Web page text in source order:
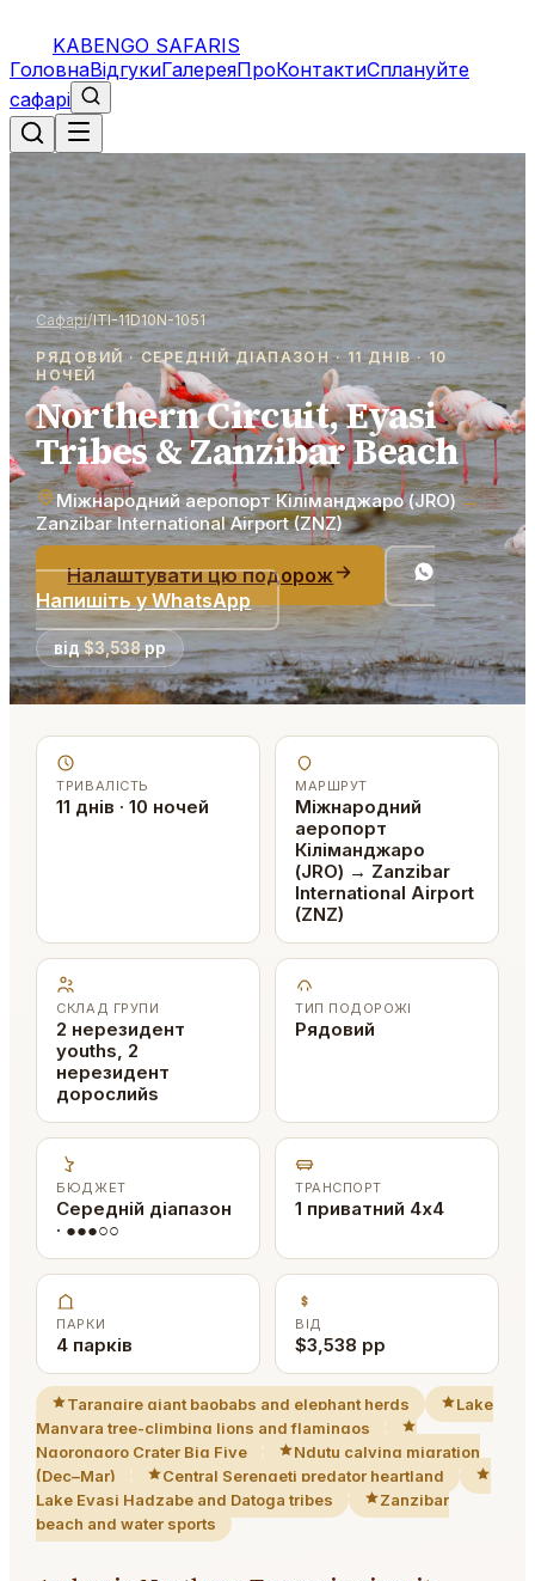
KABENGO SAFARIS
ГоловнаВідгукиГалереяПроКонтактиСплануйте
сафарі
Сафарі/ITI-11D10N-1051
РЯДОВИЙ · СЕРЕДНІЙ ДІАПАЗОН · 11 ДНІВ · 10
НОЧЕЙ
Northern Circuit, Eyasi
Tribes & Zanzibar Beach
Міжнародний аеропорт Кіліманджаро (JRO) →
Zanzibar International Airport (ZNZ)
Налаштувати цю подорож
Напишіть у WhatsApp
від $3,538pp
ТРИВАЛІСТЬ
11 днів · 10 ночей
МАРШРУТ
Міжнародний
аеропорт
Кіліманджаро
(JRO) → Zanzibar
International Airport
(ZNZ)
СКЛАД ГРУПИ
2 нерезидент
youths, 2
нерезидент
дорослийs
ТИП ПОДОРОЖІ
Рядовий
БЮДЖЕТ
Середній діапазон
· ●●●○○
ТРАНСПОРТ
1 приватний 4x4
ПАРКИ
4 парків
ВІД
$3,538 pp
Tarangire giant baobabs and elephant herds
Lake
Manyara tree-climbing lions and flamingos
Ngorongoro Crater Big Five
Ndutu calving migration
(Dec–Mar)
Central Serengeti predator heartland
Lake Eyasi Hadzabe and Datoga tribes
Zanzibar
beach and water sports